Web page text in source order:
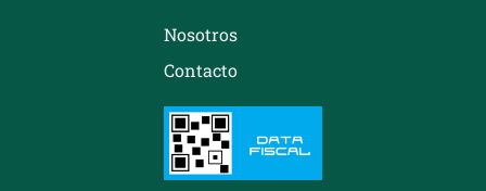
Nosotros
Contacto